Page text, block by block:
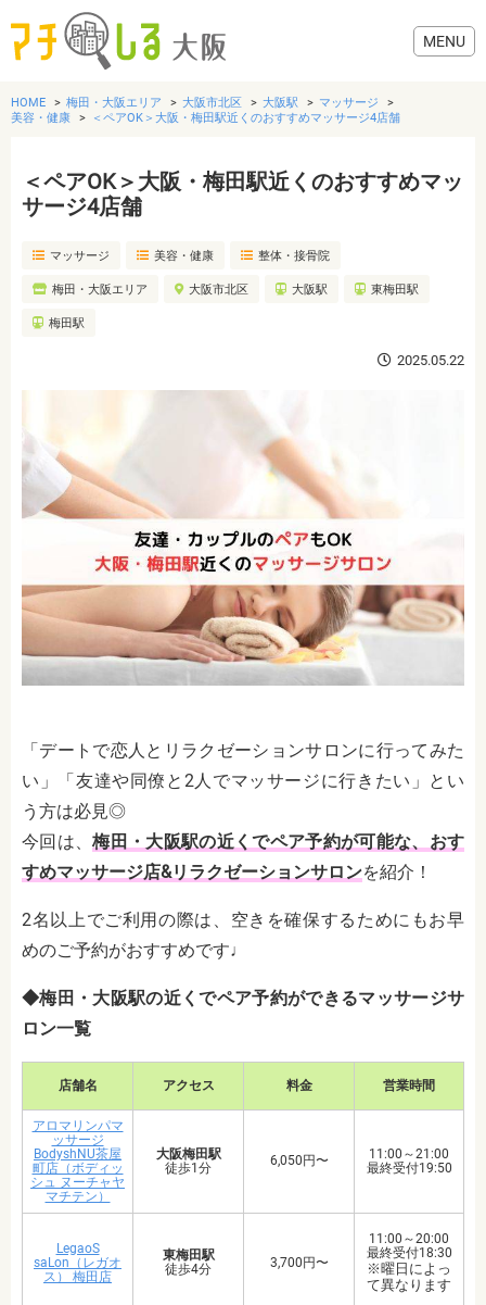
グルメ
歯医者・病院
美容・健康
おでかけ
生活
HOME 梅田・大阪エリア 大阪市北区 大阪駅
マッサージ
美容・健康
＜ペアOK＞大阪・梅田駅近くのおすすめマッサージ4店舗
＜ペアOK＞大阪・梅田駅近くのおすすめマッ
サージ4店舗
マッサージ 美容・健康 整体・接骨院
梅田・大阪エリア 大阪市北区 大阪駅 東梅田駅
梅田駅
2025.05.22
「デートで恋人とリラクゼーションサロンに行ってみた
い」「友達や同僚と2人でマッサージに行きたい」とい
う方は必見◎
今回は、梅田・大阪駅の近くでペア予約が可能な、おす
すめマッサージ店&リラクゼーションサロンを紹介！
2名以上でご利用の際は、空きを確保するためにもお早
めのご予約がおすすめです♩
◆梅田・大阪駅の近くでペア予約ができるマッサージサ
ロン一覧
店舗名 アクセス 料金 営業時間
アロマリンパマ
ッサージ
BodyshNU茶屋
町店（ボディッ
シュ ヌーチャヤ
マチテン）
大阪梅田駅
徒歩1分
6,050円〜
11:00～21:00
最終受付19:50
LegaoS
saLon（レガオ
ス） 梅田店
東梅田駅
徒歩4分
3,700円〜
11:00～20:00
最終受付18:30
※曜日によっ
て異なります